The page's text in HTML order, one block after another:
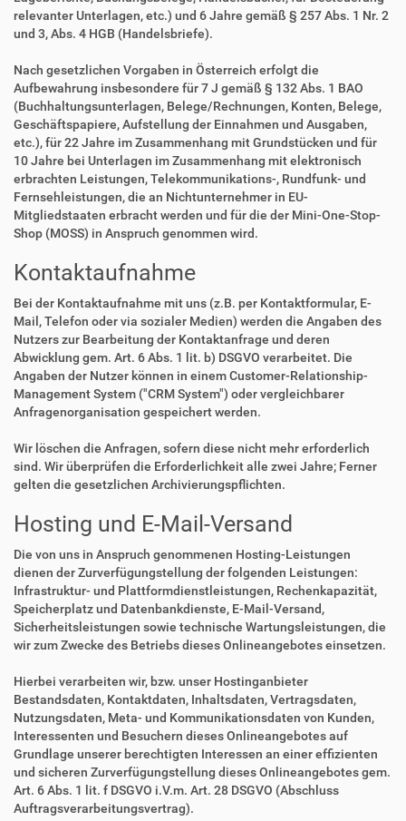
relevanter Unterlagen, etc.) und 6 Jahre gemäß § 257 Abs. 1 Nr. 2
und 3, Abs. 4 HGB (Handelsbriefe).
Nach gesetzlichen Vorgaben in Österreich erfolgt die
Aufbewahrung insbesondere für 7 J gemäß § 132 Abs. 1 BAO
(Buchhaltungsunterlagen, Belege/Rechnungen, Konten, Belege,
Geschäftspapiere, Aufstellung der Einnahmen und Ausgaben,
etc.), für 22 Jahre im Zusammenhang mit Grundstücken und für
10 Jahre bei Unterlagen im Zusammenhang mit elektronisch
erbrachten Leistungen, Telekommunikations-, Rundfunk- und
Fernsehleistungen, die an Nichtunternehmer in EU-
Mitgliedstaaten erbracht werden und für die der Mini-One-Stop-
Shop (MOSS) in Anspruch genommen wird.
Kontaktaufnahme
Bei der Kontaktaufnahme mit uns (z.B. per Kontaktformular, E-
Mail, Telefon oder via sozialer Medien) werden die Angaben des
Nutzers zur Bearbeitung der Kontaktanfrage und deren
Abwicklung gem. Art. 6 Abs. 1 lit. b) DSGVO verarbeitet. Die
Angaben der Nutzer können in einem Customer-Relationship-
Management System ("CRM System") oder vergleichbarer
Anfragenorganisation gespeichert werden.
Wir löschen die Anfragen, sofern diese nicht mehr erforderlich
sind. Wir überprüfen die Erforderlichkeit alle zwei Jahre; Ferner
gelten die gesetzlichen Archivierungspflichten.
Hosting und E-Mail-Versand
Die von uns in Anspruch genommenen Hosting-Leistungen
dienen der Zurverfügungstellung der folgenden Leistungen:
Infrastruktur- und Plattformdienstleistungen, Rechenkapazität,
Speicherplatz und Datenbankdienste, E-Mail-Versand,
Sicherheitsleistungen sowie technische Wartungsleistungen, die
wir zum Zwecke des Betriebs dieses Onlineangebotes einsetzen.
Hierbei verarbeiten wir, bzw. unser Hostinganbieter
Bestandsdaten, Kontaktdaten, Inhaltsdaten, Vertragsdaten,
Nutzungsdaten, Meta- und Kommunikationsdaten von Kunden,
Interessenten und Besuchern dieses Onlineangebotes auf
Grundlage unserer berechtigten Interessen an einer effizienten
und sicheren Zurverfügungstellung dieses Onlineangebotes gem.
Art. 6 Abs. 1 lit. f DSGVO i.V.m. Art. 28 DSGVO (Abschluss
Auftragsverarbeitungsvertrag).